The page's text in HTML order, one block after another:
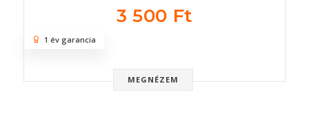
3 500 Ft
MEGNÉZEM
1 év garancia